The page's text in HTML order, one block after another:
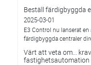
Beställ färdigbyggda
2025-03-01
E3 Control nu lanserat
färdigbyggda centraler
Värt att veta om...